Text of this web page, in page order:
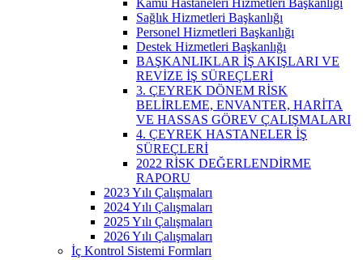
Sağlık Hizmetleri Başkanlığı
Personel Hizmetleri Başkanlığı
Destek Hizmetleri Başkanlığı
BAŞKANLIKLAR İŞ AKIŞLARI VE
REVİZE İŞ SÜREÇLERİ
3. ÇEYREK DÖNEM RİSK
BELİRLEME, ENVANTER, HARİTA
VE HASSAS GÖREV ÇALIŞMALARI
4. ÇEYREK HASTANELER İŞ
SÜREÇLERİ
2022 RİSK DEĞERLENDİRME
RAPORU
2023 Yılı Çalışmaları
2024 Yılı Çalışmaları
2025 Yılı Çalışmaları
2026 Yılı Çalışmaları
İç Kontrol Sistemi Formları